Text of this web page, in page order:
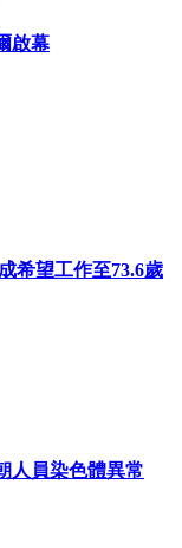
啟幕
希望工作至73.6歲
人員染色體異常